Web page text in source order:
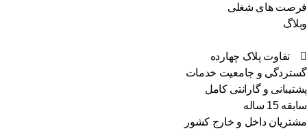
های شغلی
تفاوت پلاک چهارده
و جامعیت خدمات
و گارانتی کامل
15 ساله
داخل و خارج کشور